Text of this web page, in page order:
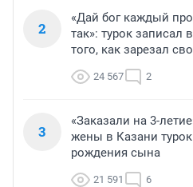
2
«Дай бог каждый
так»: турок записал
того, как зарезал
24 567 2
3
«Заказали на 3-
жены в Казани
рождения сына
21 591 6